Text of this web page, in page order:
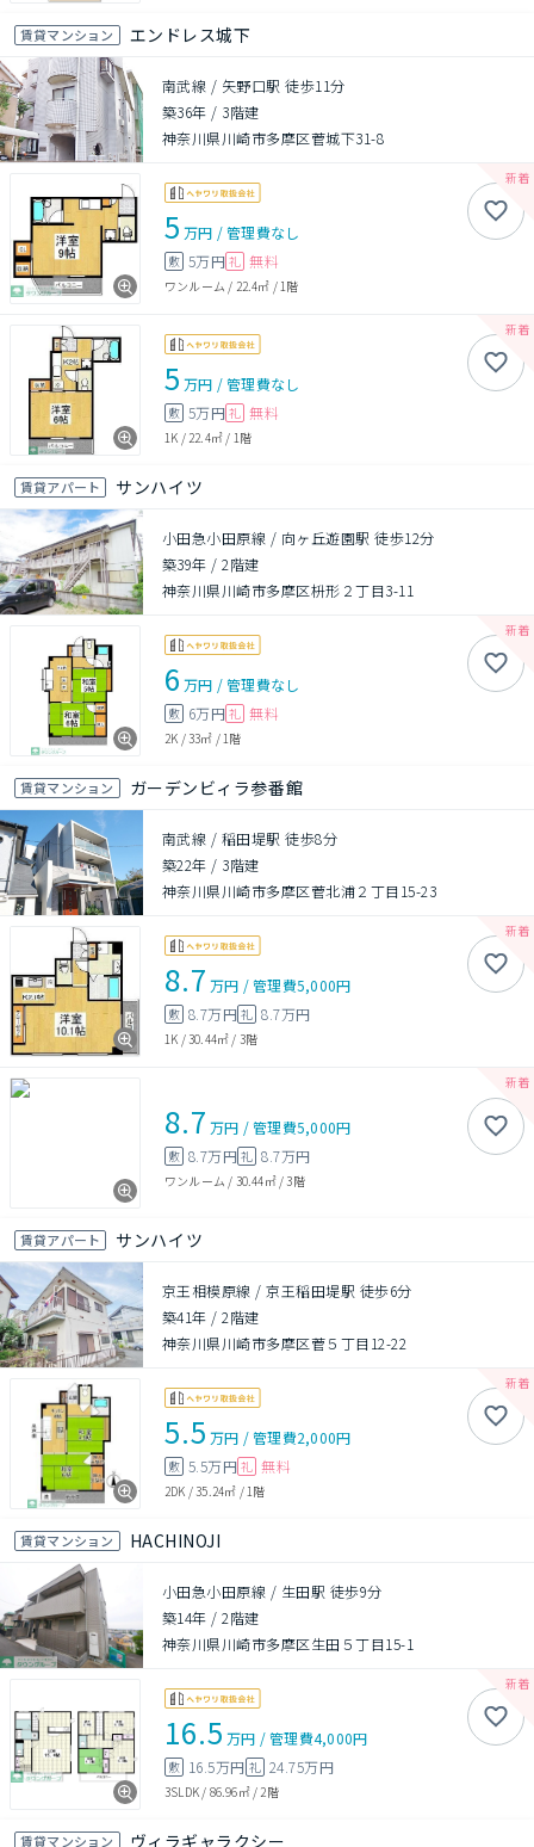
賃貸マンション エンドレス城下
南武線 / 矢野口駅 徒歩11分
築36年 / 3階建
神奈川県川崎市多摩区菅城下31-8
5 万円 /管理費なし
敷 5万円 礼 無料
ワンルーム / 22.4㎡ /1階
5 万円 /管理費なし
敷 5万円 礼 無料
1K /22.4㎡ / 1階
賃貸アパート サンハイツ
小田急小田原線 / 向ヶ丘遊園駅 徒歩12分
築39年 /2階建
神奈川県川崎市多摩区枡形２丁目3-11
6 万円 /管理費なし
敷 6万円 礼 無料
2K /33㎡ /1階
賃貸マンション ガーデンビィラ参番館
南武線 / 稲田堤駅 徒歩8分
築22年 / 3階建
神奈川県川崎市多摩区菅北浦２丁目15-23
8.7 万円 /管理費5,000円
敷 8.7万円礼 8.7万円
1K /30.44㎡ / 3階
8.7 万円 /管理費5,000円
敷 8.7万円礼 8.7万円
ワンルーム / 30.44㎡/3階
賃貸アパート サンハイツ
京王相模原線 / 京王稲田堤駅 徒歩6分
築41年 /2階建
神奈川県川崎市多摩区菅５丁目12-22
5.5 万円 /管理費2,000円
敷 5.5万円 礼 無料
2DK /35.24㎡ /1階
賃貸マンション HACHINOJI
小田急小田原線 / 生田駅 徒歩9分
築14年 /2階建
神奈川県川崎市多摩区生田５丁目15-1
16.5 万円 /管理費4,000円
敷 16.5万円 礼 24.75万円
3SLDK / 86.96㎡/2階
賃貸マンション ヴィラギャラクシー